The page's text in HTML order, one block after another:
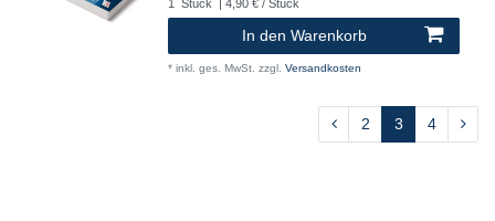
1 Stück | 4,90 € / Stück
In den Warenkorb
* inkl. ges. MwSt. zzgl. Versandkosten
2 3 4